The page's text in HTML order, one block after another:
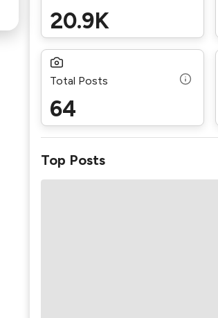
20.9K
Total Posts
64
Top Posts